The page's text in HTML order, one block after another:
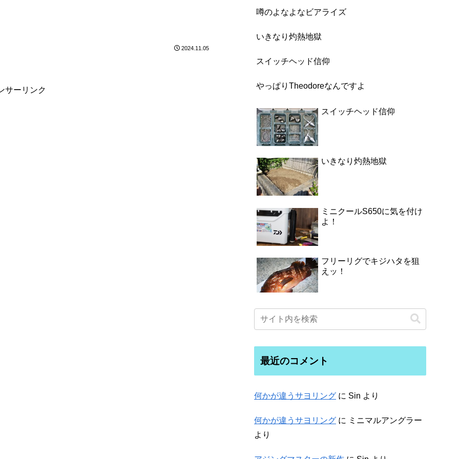
2024.11.05
サーリンク
噂のよなよなビアライズ
いきなり灼熱地獄
スイッチヘッド信仰
やっぱりTheodoreなんですよ
スイッチヘッド信仰
いきなり灼熱地獄
ミニクールS650に気を付け
よ！
フリーリグでキジハタを狙
えッ！
最近のコメント
何かが違うサヨリング に Sin より
何かが違うサヨリング に ミニマルアングラー
より